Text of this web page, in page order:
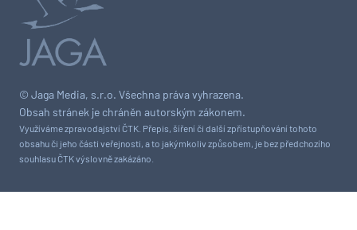
© Jaga Media, s.r.o. Všechna práva vyhrazena.
Obsah stránek je chráněn autorským zákonem.
Využíváme zpravodajství ČTK. Přepis, šíření či další zpřístupňování tohoto
obsahu či jeho části veřejnosti, a to jakýmkoliv způsobem, je bez předchozího
souhlasu ČTK výslovně zakázáno.